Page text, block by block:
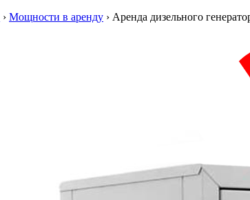
› Мощности в аренду › Аренда дизельного